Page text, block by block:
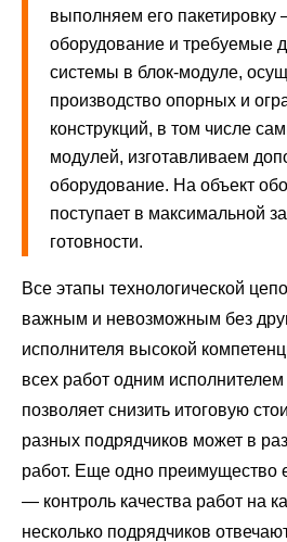
выполняем его
оборудование и требуемые
системы в блок-модуле,
производство опорных и
конструкций, в том числе
модулей, изготавливаем
оборудование. На объект
поступает в максимальной
готовности.
Все этапы технологической
важным и невозможным без
исполнителя высокой
всех работ одним
позволяет снизить итоговую
разных подрядчиков может в
работ. Еще одно преимущество
— контроль качества работ на
несколько подрядчиков